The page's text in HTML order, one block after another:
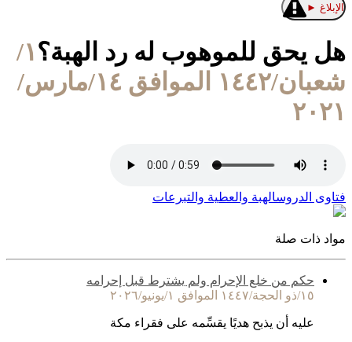
الإبلاغ ►
هل يحق للموهوب له رد الهبة؟ ١/
شعبان/١٤٤٢ الموافق ١٤/مارس/
٢٠٢١
فتاوى الدروسالهبة والعطية والتبرعات
مواد ذات صلة
حكم من خلع الإحرام ولم يشترط قبل إحرامه
١٥/ذو الحجة/١٤٤٧ الموافق ١/يونيو/٢٠٢٦
عليه أن يذبح هديًا يقسِّمه على فقراء مكة